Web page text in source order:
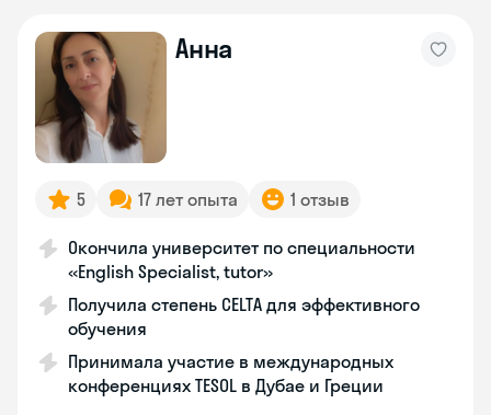
Анна
5 17 лет опыта 1 отзыв
Окончила университет по специальности
«English Specialist, tutor»
Получила степень CELTA для эффективного
обучения
Принимала участие в международных
конференциях TESOL в Дубае и Греции